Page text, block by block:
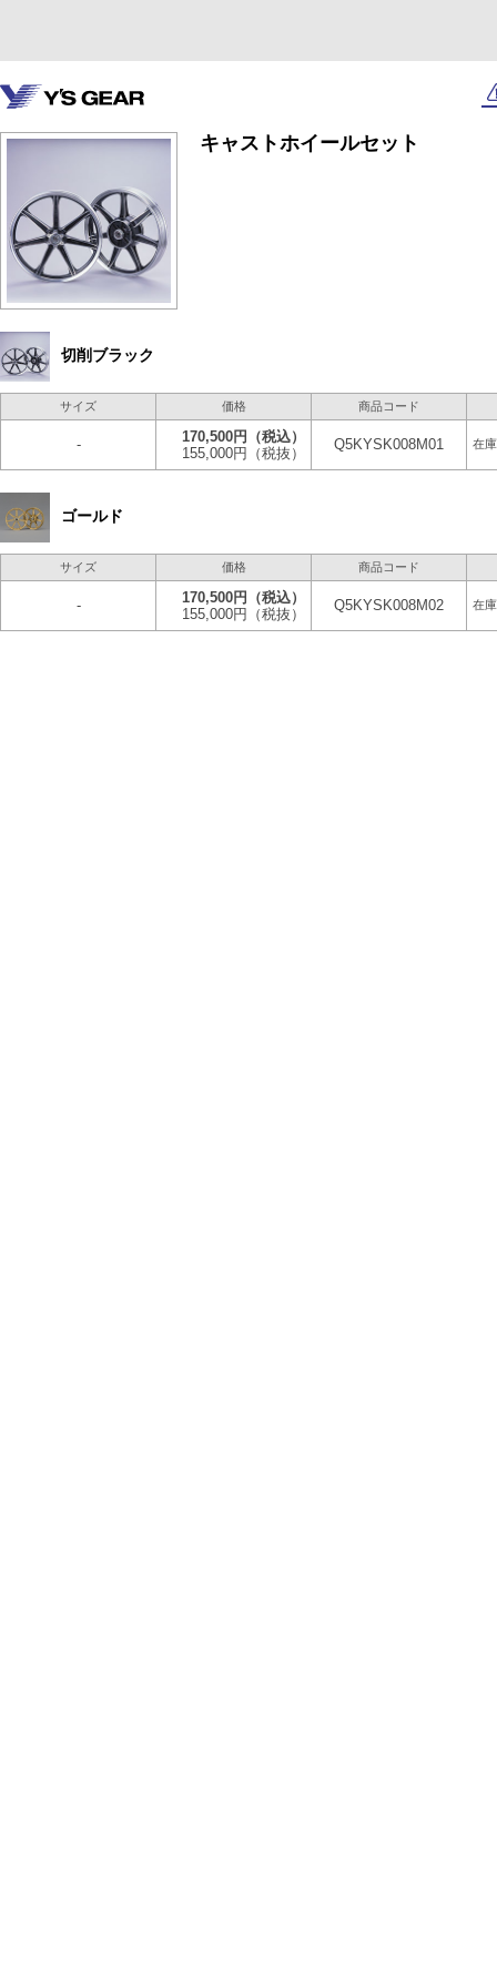
キャストホイールセット
切削ブラック
サイズ 価格 商品コード
- 170,500円
（税込）
155,000円
（税抜）
Q5KYSK008M01 在
ゴールド
サイズ 価格 商品コード
- 170,500円
（税込）
155,000円
（税抜）
Q5KYSK008M02 在